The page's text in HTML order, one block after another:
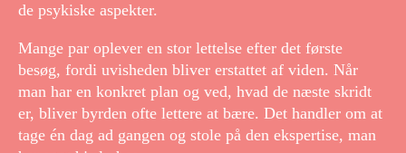
de psykiske aspekter.
Mange par oplever en stor lettelse efter det første
besøg, fordi uvisheden bliver erstattet af viden. Når
man har en konkret plan og ved, hvad de næste skridt
er, bliver byrden ofte lettere at bære. Det handler om at
tage én dag ad gangen og stole på den ekspertise, man